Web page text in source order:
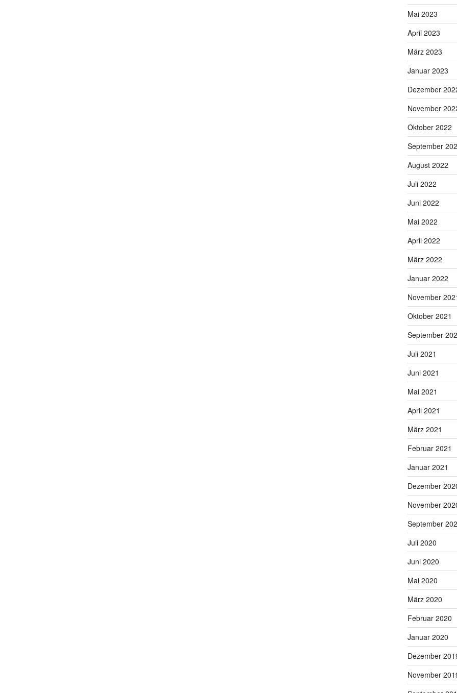
Mai 2023
April 2023
März 2023
Januar 2023
Dezember
November
Oktober 2022
September
August 2022
Juli 2022
Juni 2022
Mai 2022
April 2022
März 2022
Januar 2022
November
Oktober 2021
September
Juli 2021
Juni 2021
Mai 2021
April 2021
März 2021
Februar 2021
Januar 2021
Dezember
November
September
Juli 2020
Juni 2020
Mai 2020
März 2020
Februar 2020
Januar 2020
Dezember
November